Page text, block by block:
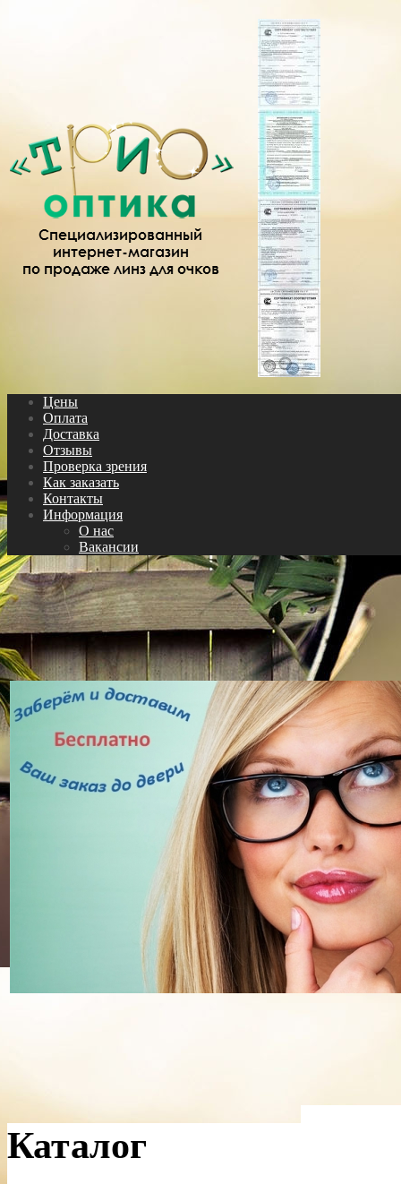
Цены
Оплата
Доставка
Отзывы
Проверка зрения
Как заказать
Контакты
Информация
О нас
Вакансии
Каталог